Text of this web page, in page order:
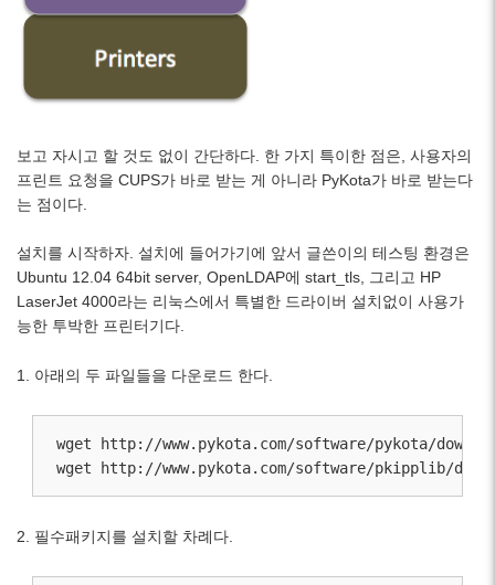
보고 자시고 할 것도 없이 간단하다. 한 가지 특이한 점은, 사용자의
프린트 요청을 CUPS가 바로 받는 게 아니라 PyKota가 바로 받는다
는 점이다.
설치를 시작하자. 설치에 들어가기에 앞서 글쓴이의 테스팅 환경은
Ubuntu 12.04 64bit server, OpenLDAP에 start_tls, 그리고 HP
LaserJet 4000라는 리눅스에서 특별한 드라이버 설치없이 사용가
능한 투박한 프린터기다.
1. 아래의 두 파일들을 다운로드 한다.
wget http://www.pykota.com/software/pykota/
wget http://www.pykota.com/software/pkipplib/
2. 필수패키지를 설치할 차례다.